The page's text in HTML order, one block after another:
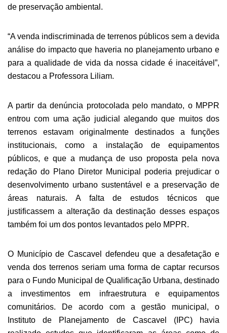
de preservação ambiental.
“A venda indiscriminada de terrenos públicos sem a devida
análise do impacto que haveria no planejamento urbano e
para a qualidade de vida da nossa cidade é inaceitável”,
destacou a Professora Liliam.
A partir da denúncia protocolada pelo mandato, o MPPR
entrou com uma ação judicial alegando que muitos dos
terrenos estavam originalmente destinados a funções
institucionais, como a instalação de equipamentos
públicos, e que a mudança de uso proposta pela nova
redação do Plano Diretor Municipal poderia prejudicar o
desenvolvimento urbano sustentável e a preservação de
áreas naturais. A falta de estudos técnicos que
justificassem a alteração da destinação desses espaços
também foi um dos pontos levantados pelo MPPR.
O Município de Cascavel defendeu que a desafetação e
venda dos terrenos seriam uma forma de captar recursos
para o Fundo Municipal de Qualificação Urbana, destinado
a investimentos em infraestrutura e equipamentos
comunitários. De acordo com a gestão municipal, o
Instituto de Planejamento de Cascavel (IPC) havia